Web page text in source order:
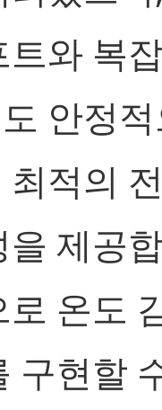
와 복
안정
적의
제공
온도
구현할